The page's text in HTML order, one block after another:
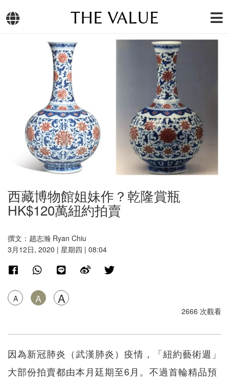
THE VALUE
西藏博物館姐妹作？乾隆賞瓶
HK$120萬紐約拍賣
撰文：趙志瀚 Ryan Chiu
3月12日, 2020 | 星期四 | 08:04
A A A
2666 次觀看
因為新冠肺炎（武漢肺炎）疫情，「紐約藝術週」
大部份拍賣都由本月廷期至6月。不過首輪精品預